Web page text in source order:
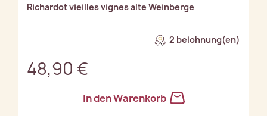
Richardot vieilles vignes alte Weinberge
2 belohnung(en)
48,90 €
In den Warenkorb